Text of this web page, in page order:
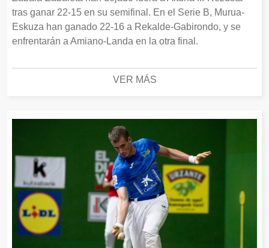
tras ganar 22-15 en su semifinal. En el Serie B, Murua-
Eskuza han ganado 22-16 a Rekalde-Gabirondo, y se
enfrentarán a Amiano-Landa en la otra final.
VER MÁS